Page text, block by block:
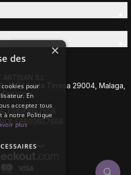
ARTISAN S.L
41 P.I Santa Teresa 29004, Malaga,
Espagne
ESB93657658
ESB93657658
×
des
pour
En
acceptez tous
à notre Politique
plus